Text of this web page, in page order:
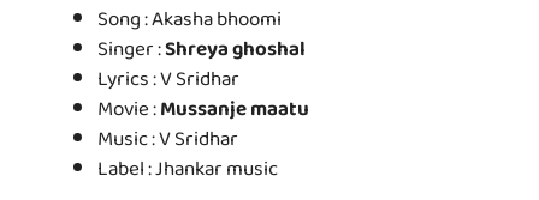
Song : Akasha bhoomi
Singer :Shreya ghoshal
Lyrics : V Sridhar
Movie :Mussanje maatu
Music : V Sridhar
Label : Jhankar music